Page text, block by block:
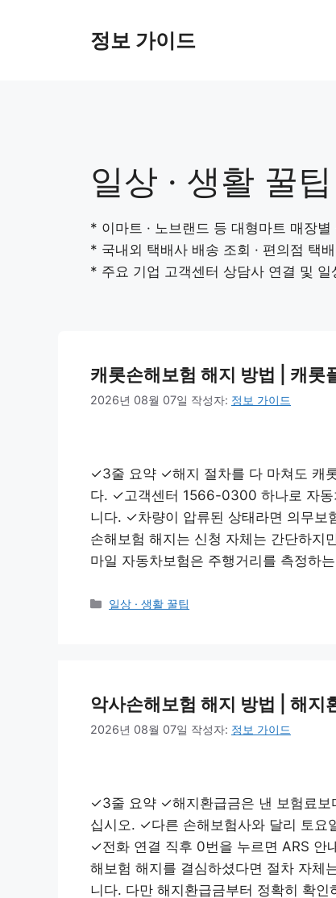
정보 가이드
일상 · 생활 꿀팁
* 이마트 · 노브랜드 등 대형마트 매장
* 국내외 택배사 배송 조회 · 편의점 택
* 주요 기업 고객센터 상담사 연결 및 일
캐롯손해보험 해지 방법 | 캐롯
2026년 08월 07일 작성자: 정보 가이드
✓3줄 요약 ✓해지 절차를 다 마쳐도 캐
다. ✓고객센터 1566-0300 하나로 자동
니다. ✓차량이 압류된 상태라면 의무보
손해보험 해지는 신청 자체는 간단하지
마일 자동차보험은 주행거리를 측정하
카
일상 · 생활 꿀팁
악사손해보험 해지 방법 | 해
2026년 08월 07일 작성자: 정보 가이드
✓3줄 요약 ✓해지환급금은 낸 보험료보
십시오. ✓다른 손해보험사와 달리 토요
✓전화 연결 직후 0번을 누르면 ARS 안
해보험 해지를 결심하셨다면 절차 자체
니다. 다만 해지환급금부터 정확히 확